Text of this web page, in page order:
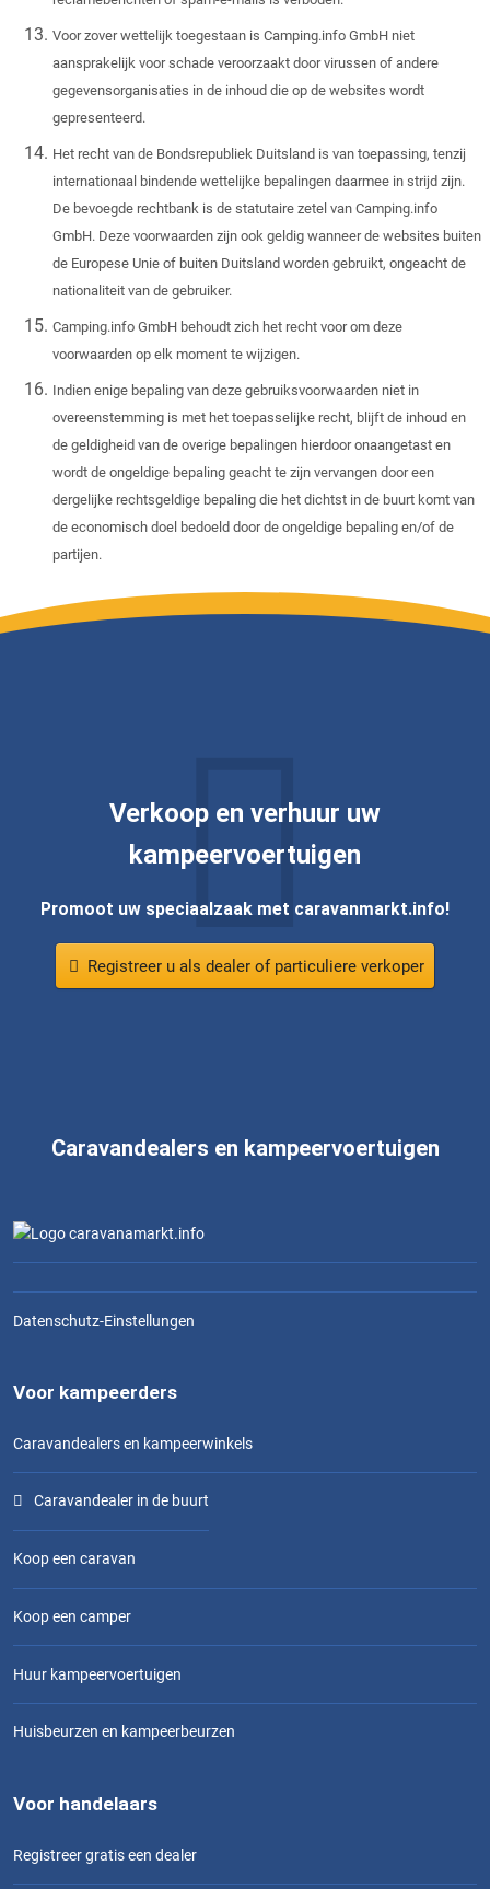
Voor zover wettelijk toegestaan ​​is Camping.info GmbH niet
aansprakelijk voor schade veroorzaakt door virussen of andere
gegevensorganisaties in de inhoud die op de websites wordt
gepresenteerd.
Het recht van de Bondsrepubliek Duitsland is van toepassing, tenzij
internationaal bindende wettelijke bepalingen daarmee in strijd zijn.
De bevoegde rechtbank is de statutaire zetel van Camping.info
GmbH. Deze voorwaarden zijn ook geldig wanneer de websites buiten
de Europese Unie of buiten Duitsland worden gebruikt, ongeacht de
nationaliteit van de gebruiker.
Camping.info GmbH behoudt zich het recht voor om deze
voorwaarden op elk moment te wijzigen.
Indien enige bepaling van deze gebruiksvoorwaarden niet in
overeenstemming is met het toepasselijke recht, blijft de inhoud en
de geldigheid van de overige bepalingen hierdoor onaangetast en
wordt de ongeldige bepaling geacht te zijn vervangen door een
dergelijke rechtsgeldige bepaling die het dichtst in de buurt komt van
de economisch doel bedoeld door de ongeldige bepaling en/of de
partijen.
Verkoop en verhuur uw
kampeervoertuigen
Promoot uw speciaalzaak met caravanmarkt.info!
Registreer u als dealer of particuliere verkoper
Caravandealers en kampeervoertuigen
Datenschutz-Einstellungen
Voor kampeerders
Caravandealers en kampeerwinkels
Caravandealer in de buurt
Koop een caravan
Koop een camper
Huur kampeervoertuigen
Huisbeurzen en kampeerbeurzen
Voor handelaars
Registreer gratis een dealer